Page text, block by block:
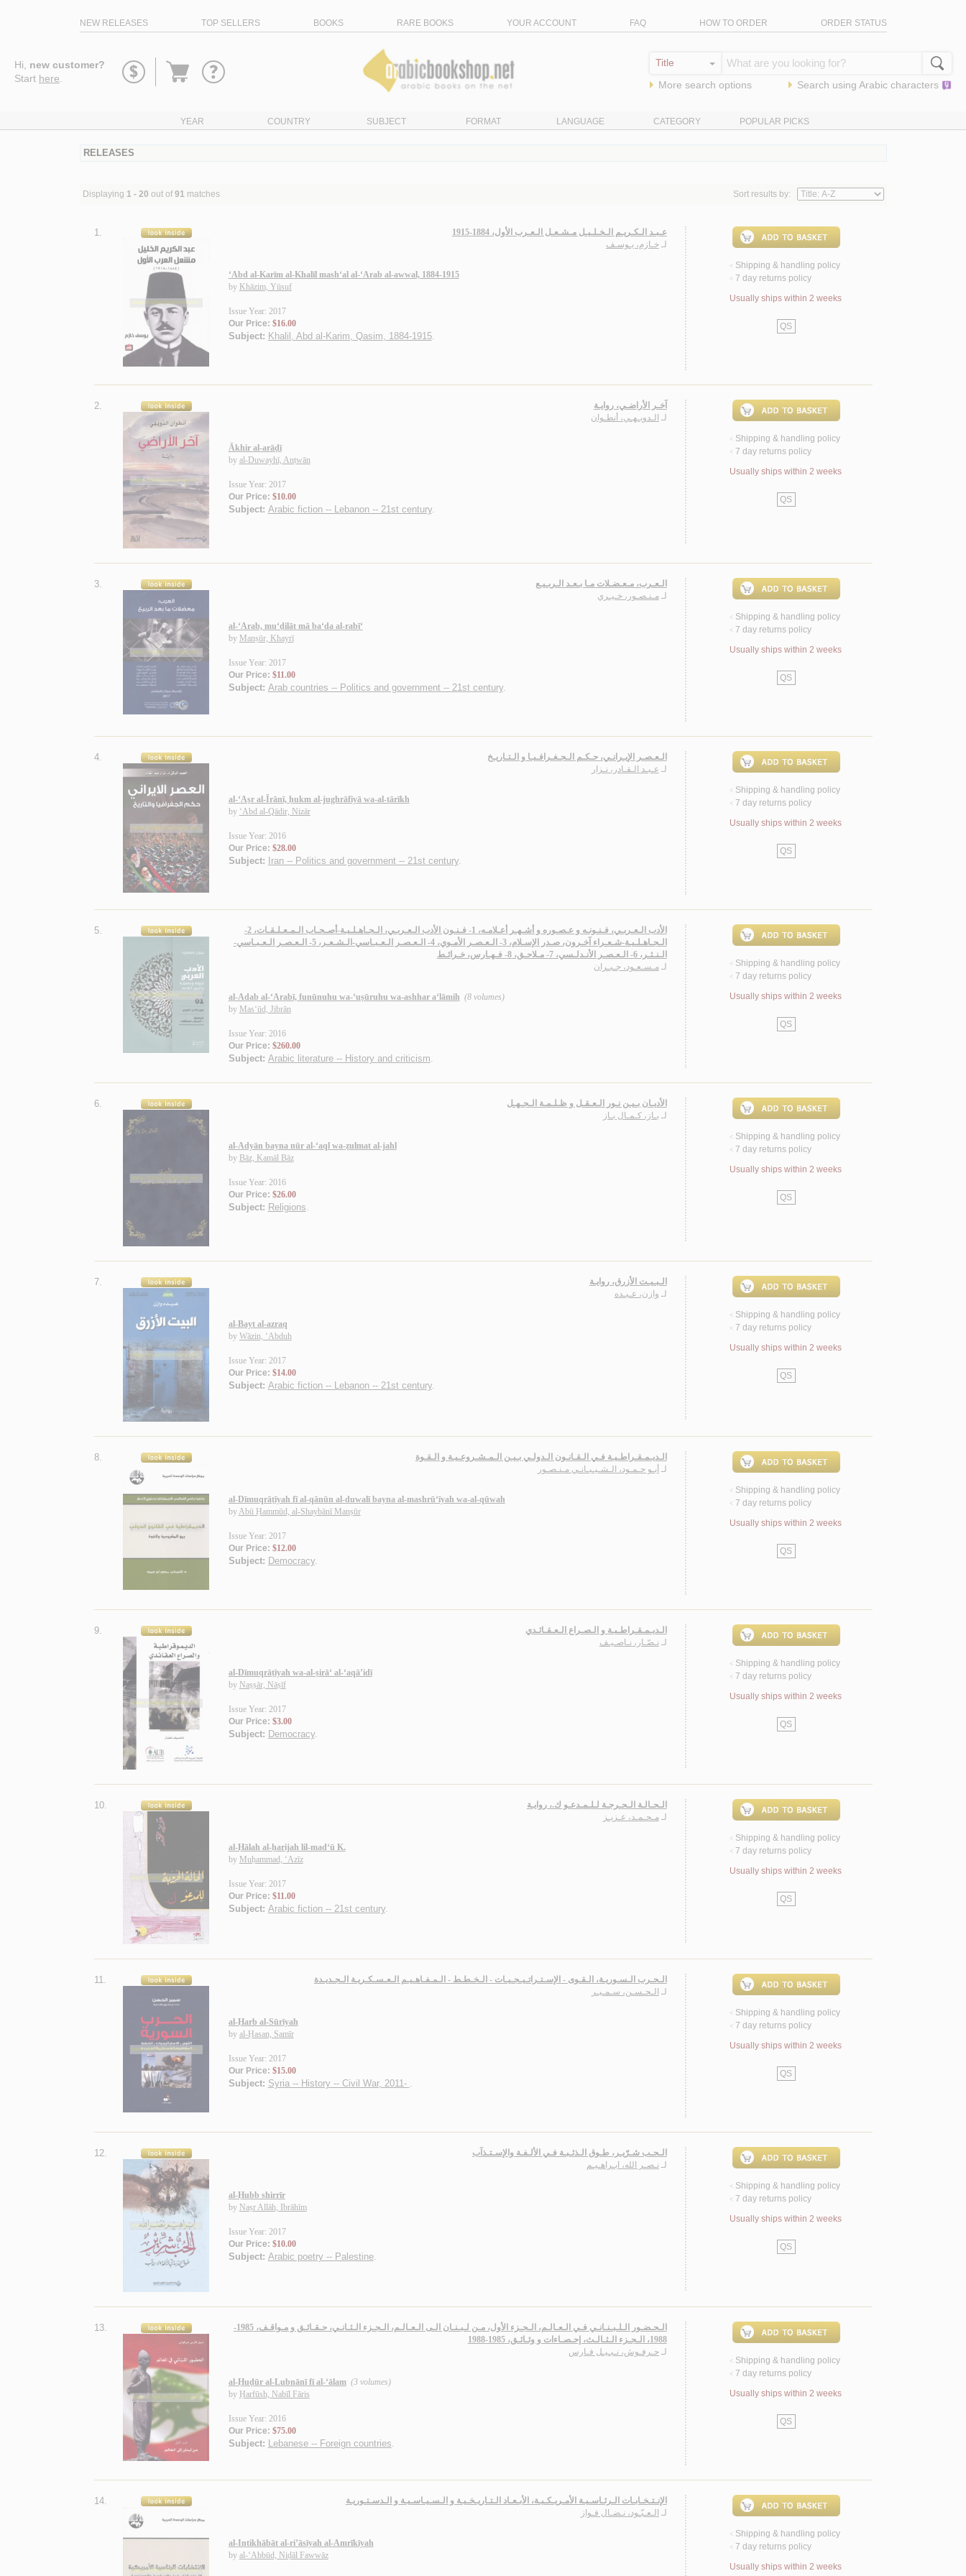
NEW RELEASES TOP SELLERS BOOKS RARE BOOKS YOUR ACCOUNT FAQ HOW TO ORDER ORDER STATUS
Hi, new customer?
Start here
Go
More search options Search using Arabic characters
YEAR COUNTRY SUBJECT FORMAT LANGUAGE CATEGORY POPULAR PICKS
RELEASES
Displaying 1 - 20 out of 91 matches Sort results by:
1.
عـبـد الـكـريـم الـخـلـيـل مـشـعـل الـعـرب الأول، 1884-1915
لـ خـازم، يـوسـف
‘Abd al-Karīm al-Khalīl mash‘al al-‘Arab al-awwal, 1884-1915
by Khāzim, Yūsuf
Issue Year: 2017
Our Price: $16.00
Subject: Khalil, Abd al-Karim, Qasim, 1884-1915.
< Shipping & handling policy
< 7 day returns policy
Usually ships within 2 weeks
QS
2.
آخـر الأراضـي، روايـة
لـ الـدويـهـي، أنطـوان
Ākhir al-arāḍī
by al-Duwayhī, Anṭwān
Issue Year: 2017
Our Price: $10.00
Subject: Arabic fiction -- Lebanon -- 21st century.
< Shipping & handling policy
< 7 day returns policy
Usually ships within 2 weeks
QS
3.
الـعـرب، مـعـضـلات مـا بـعـد الـربـيـع
لـ مـنـصـور، خـيـري
al-‘Arab, mu‘ḍilāt mā ba‘da al-rabī‘
by Manṣūr, Khayrī
Issue Year: 2017
Our Price: $11.00
Subject: Arab countries -- Politics and government -- 21st century.
< Shipping & handling policy
< 7 day returns policy
Usually ships within 2 weeks
QS
4.
الـعـصـر الإيـرانـي، حـكـم الـجـغـرافـيـا و الـتـاريـخ
لـ عـبـد الـقـادر، نـزار
al-‘Aṣr al-Īrānī, ḥukm al-jughrāfiyā wa-al-tārīkh
by ‘Abd al-Qādir, Nizār
Issue Year: 2016
Our Price: $28.00
Subject: Iran -- Politics and government -- 21st century.
< Shipping & handling policy
< 7 day returns policy
Usually ships within 2 weeks
QS
5.
الأدب الـعـربـي، فـنـونـه و عـصـوره و أشـهـر أعـلامـه، 1- فـنـون الأدب الـعـربـي، الـجـاهـلـيـة-أصـحـاب الـمـعـلـقـات، 2-
الـجـاهـلـيـة-شـعـراء آخـرون، صـدر الإسـلام، 3- الـعـصـر الأمـوي، 4- الـعـصـر الـعـبـاسي-الـشـعـر، 5- الـعـصـر الـعـبـاسي-
الـنـثـر، 6- الـعـصـر الأنـدلـسي، 7- مـلاحـق، 8- فـهـارس، خـرائـط
لـ مـسـعـود، جـبـران
al-Adab al-‘Arabī, funūnuhu wa-‘uṣūruhu wa-ashhar a‘lāmih (8 volumes)
by Mas‘ūd, Jibrān
Issue Year: 2016
Our Price: $260.00
Subject: Arabic literature -- History and criticism.
< Shipping & handling policy
< 7 day returns policy
Usually ships within 2 weeks
QS
6.
الأديـان بـيـن نـور الـعـقـل و ظـلـمـة الـجـهـل
لـ بـاز، كـمـال بـاز
al-Adyān bayna nūr al-‘aql wa-ẓulmat al-jahl
by Bāz, Kamāl Bāz
Issue Year: 2016
Our Price: $26.00
Subject: Religions.
< Shipping & handling policy
< 7 day returns policy
Usually ships within 2 weeks
QS
7.
الـبـيـت الأزرق، روايـة
لـ
وازن، عـبـده
al-Bayt al-azraq
by Wāzin, ‘Abduh
Issue Year: 2017
Our Price: $14.00
Subject: Arabic fiction -- Lebanon -- 21st century.
< Shipping & handling policy
< 7 day returns policy
Usually ships within 2 weeks
QS
8.
الـديـمـقـراطـيـة فـي الـقـانـون الـدولـي بـيـن الـمـشـروعـيـة و الـقـوة
لـ أبـو حـمـود، الـشـيـبـانـي مـنـصـور
al-Dīmuqrāṭīyah fī al-qānūn al-duwalī bayna al-mashrū‘īyah wa-al-qūwah
byAbū Ḥammūd, al-Shaybānī Manṣūr
Issue Year: 2017
Our Price: $12.00
Subject: Democracy.
< Shipping & handling policy
< 7 day returns policy
Usually ships within 2 weeks
QS
9.
الـديـمـقـراطـيـة و الـصـراع الـعـقـائـدي
لـ نـصّـار، نـاصـيـف
al-Dīmuqrāṭīyah wa-al-ṣirā‘ al-‘aqā’idī
by Naṣṣār, Nāṣīf
Issue Year: 2017
Our Price: $3.00
Subject: Democracy.
< Shipping & handling policy
< 7 day returns policy
Usually ships within 2 weeks
QS
10.
الـحـالـة الـحـرجـة لـلـمـدعـو ك.، روايـة
لـ مـحـمـد، عـزيـز
al-Ḥālah al-ḥarijah lil-mad‘ū K.
by Muḥammad, ‘Azīz
Issue Year: 2017
Our Price: $11.00
Subject: Arabic fiction -- 21st century.
< Shipping & handling policy
< 7 day returns policy
Usually ships within 2 weeks
QS
11.
الـحـرب الـسـوريـة، الـقـوى - الإسـتـراتـيـجـيـات - الـخـطـط - الـمـفـاهـيـم الـعـسـكـريـة الـجـديـدة
لـ الـحـسـن، سـمـيـر
al-Ḥarb al-Sūrīyah
by al-Ḥasan, Samīr
Issue Year: 2017
Our Price: $15.00
Subject: Syria -- History -- Civil War, 2011-
< Shipping & handling policy
< 7 day returns policy
Usually ships within 2 weeks
QS
12.
الـحـب شـرّيـر، طـوق الـذئـبـة فـي الألـفـة والإسـتـذآب
لـ نـصـر الله، ابـراهـيـم
al-Ḥubb shirrīr
by Naṣr Allāh, Ibrāhīm
Issue Year: 2017
Our Price: $10.00
Subject: Arabic poetry -- Palestine.
< Shipping & handling policy
< 7 day returns policy
Usually ships within 2 weeks
QS
13.
الـحـضـور الـلـبـنـانـي فـي الـعـالـم، الـجـزء الأول، مـن لـبـنـان الـى الـعـالـم، الـجـزء الـثـانـي، حـقـائـق و مـواقـف، 1985-
1988، الـجـزء الـثـالـث، إحـصـاءات و وثـائـق، 1985-1988
لـ حـرفـوش، نـبـيـل فـارس
al-Ḥuḍūr al-Lubnānī fī al-‘ālam (3 volumes)
by Ḥarfūsh, Nabīl Fāris
Issue Year: 2016
Our Price: $75.00
Subject: Lebanese -- Foreign countries
< Shipping & handling policy
< 7 day returns policy
Usually ships within 2 weeks
QS
14.
الإنـتـخـابـات الـرئـاسـيـة الأمـريـكـيـة، الأبـعـاد الـتـاريـخـيـة و الـسـيـاسـيـة و الـدسـتـوريـة
لـ
الـعـبّـود، نـضـال فـواز
al-Intikhābāt al-ri’āsīyah al-Amrīkīyah
by al-‘Abbūd, Niḍāl Fawwāz
< Shipping & handling policy
< 7 day returns policy
Usually ships within 2 weeks